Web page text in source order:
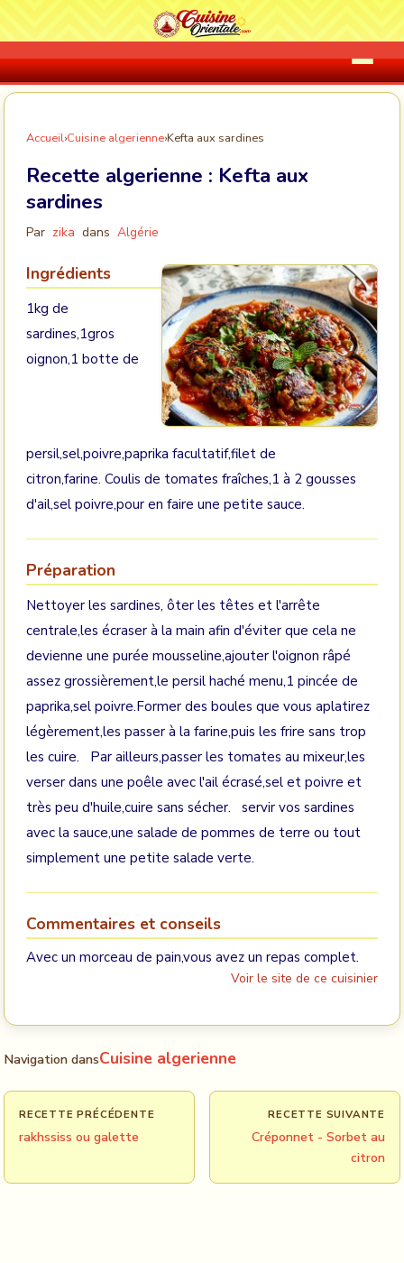
Accueil›Cuisine algerienne›Kefta aux sardines
Recette algerienne : Kefta aux
sardines
Par zika dans Algérie
Ingrédients
1kg de
sardines,1gros
oignon,1 botte de
persil,sel,poivre,paprika facultatif,filet de
citron,farine. Coulis de tomates fraîches,1 à 2 gousses
d'ail,sel poivre,pour en faire une petite sauce.
Préparation
Nettoyer les sardines, ôter les têtes et l'arrête
centrale,les écraser à la main afin d'éviter que cela ne
devienne une purée mousseline,ajouter l'oignon râpé
assez grossièrement,le persil haché menu,1 pincée de
paprika,sel poivre.Former des boules que vous aplatirez
légèrement,les passer à la farine,puis les frire sans trop
les cuire. Par ailleurs,passer les tomates au mixeur,les
verser dans une poêle avec l'ail écrasé,sel et poivre et
très peu d'huile,cuire sans sécher. servir vos sardines
avec la sauce,une salade de pommes de terre ou tout
simplement une petite salade verte.
Commentaires et conseils
Avec un morceau de pain,vous avez un repas complet.
Voir le site de ce cuisinier
Navigation dansCuisine algerienne
RECETTE PRÉCÉDENTE
rakhssiss ou galette
RECETTE SUIVANTE
Créponnet - Sorbet au
citron